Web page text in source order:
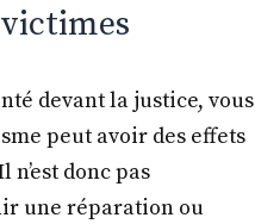
devant la justice, vous
peut avoir des effets
donc pas
une réparation ou